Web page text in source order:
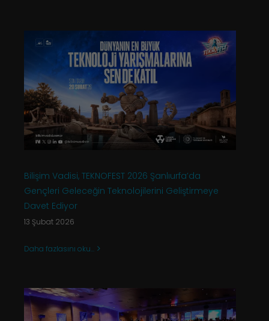
Bilişim Vadisi, TEKNOFEST 2026 Şanlıurfa’da
Gençleri Geleceğin Teknolojilerini Geliştirmeye
Davet Ediyor
13 Şubat 2026
Daha fazlasını oku...